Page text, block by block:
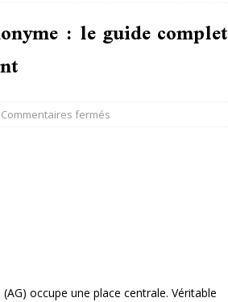
: le guide complet
Commentaires fermés
occupe une place centrale. Véritable